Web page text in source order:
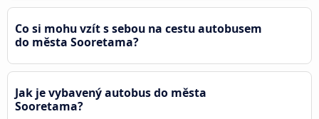
Co si mohu vzít s sebou na cestu autobusem
do města Sooretama?
Jak je vybavený autobus do města
Sooretama?